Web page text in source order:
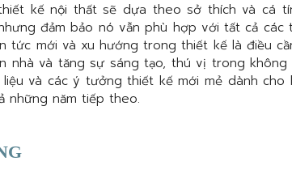
kế nội thất sẽ dựa theo sở thích và cá
đảm bảo nó vẫn phù hợp với tất cả các
tức mới và xu hướng trong thiết kế là điều
nhà và tăng sự sáng tạo, thú vị trong không
và các ý tưởng thiết kế mới mẻ dành cho
những năm tiếp theo.